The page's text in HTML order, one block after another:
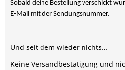
Sobald deine Bestellung verschickt
E-Mail mit der Sendungsnummer.
Und seit dem wieder nichts…
Keine Versandbestätigung und